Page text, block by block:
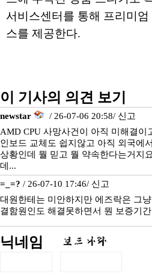
서비스센터를 통해 프리미
스를 제공한다.
이 기사의 의견 보기
newstar / 26-07-06 20:58/ 신고
AMD CPU 사망사건이 아직 미해결이
인보드 교체도 쉽지않고 아직 외국에
상황인데 뭘 믿고 뭘 약속한다는거지
데...
=_=? / 26-07-10 17:46/ 신고
대원한테는 미안하지만 에즈락은 그
결함원인도 해결못하면서 뭔 보증기
닉네임